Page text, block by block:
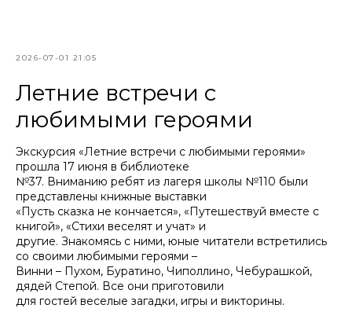
2026-07-01 21:05
Летние встречи с
любимыми героями
Экскурсия «Летние встречи с любимыми героями»
прошла 17 июня в библиотеке
№37. Вниманию ребят из лагеря школы №110 были
представлены книжные выставки
«Пусть сказка не кончается», «Путешествуй вместе с
книгой», «Стихи веселят и учат» и
другие. Знакомясь с ними, юные читатели встретились
со своими любимыми героями –
Винни – Пухом, Буратино, Чиполлино, Чебурашкой,
дядей Степой. Все они приготовили
для гостей веселые загадки, игры и викторины.